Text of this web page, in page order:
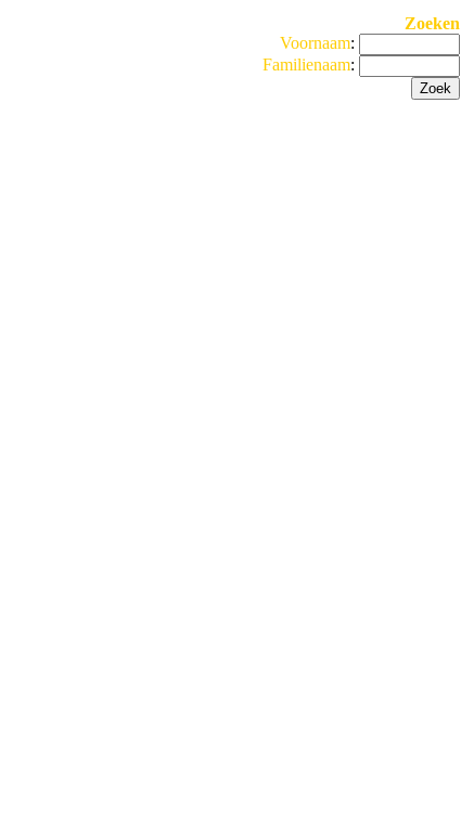
Zoeken
Voornaam:
Familienaam: